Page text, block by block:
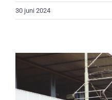
30 juni 2024